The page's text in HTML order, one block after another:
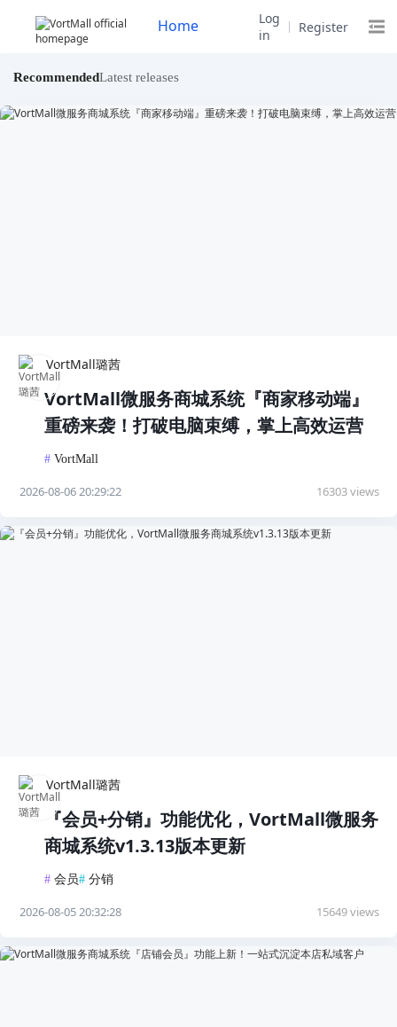
Home
Log
in
Register
RecommendedLatest releases
VortMall璐茜
VortMall微服务商城系统『商家移动端』
重磅来袭！打破电脑束缚，掌上高效运营
# VortMall
2026-08-06 20:29:22 16303 views
VortMall璐茜
『会员+分销』功能优化，VortMall微服务
商城系统v1.3.13版本更新
# 会员# 分销
2026-08-05 20:32:28 15649 views
Page 1Page 2Page 3Next page